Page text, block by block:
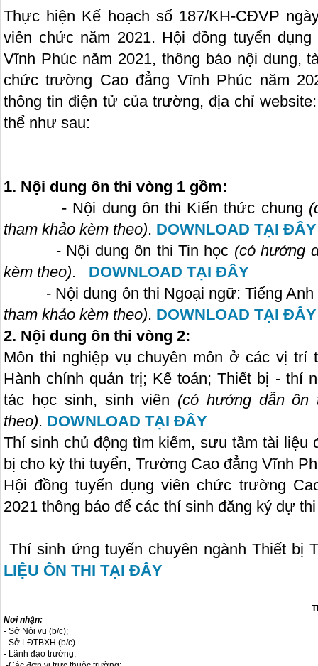
Thực hiện Kế hoạch số 187/KH-CĐVP
viên chức năm 2021. Hội đồng tuyển
Vĩnh Phúc năm 2021, thông báo nội dung,
chức trường Cao đẳng Vĩnh Phúc năm
thông tin điện tử của trường, địa chỉ
thể như sau:
1. Nội dung ôn thi vòng 1 gồm:
- Nội dung ôn thi Kiến thức chung
tham khảo kèm theo). DOWNLOAD TẠI ĐÂY
- Nội dung ôn thi Tin học (có hướng
kèm theo). DOWNLOAD TẠI ĐÂY
- Nội dung ôn thi Ngoại ngữ: Tiếng Anh
tham khảo kèm theo). DOWNLOAD TẠI ĐÂY
2. Nội dung ôn thi vòng 2:
Môn thi nghiệp vụ chuyên môn ở các vị trí
Hành chính quản trị; Kế toán; Thiết bị - thí
tác học sinh, sinh viên (có hướng dẫn ôn
theo). DOWNLOAD TẠI ĐÂY
Thí sinh chủ động tìm kiếm, sưu tầm tài liệu
bị cho kỳ thi tuyển, Trường Cao đẳng Vĩnh
Hội đồng tuyển dụng viên chức trường
2021 thông báo để các thí sinh đăng ký dự
Thí sinh ứng tuyển chuyên ngành Thiết bị
LIỆU ÔN THI TẠI ĐÂY
Nơi nhận:
- Sở Nội vụ (b/c);
- Sở LĐTBXH (b/c)
- Lãnh đạo trường;